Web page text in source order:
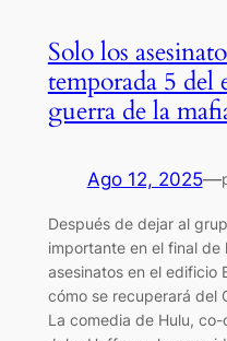
Solo los
temporada 5 del
guerra de la
Ago 12, 2025—
Después de dejar al
importante en el final de
asesinatos en el edificio
cómo se recuperará del
La comedia de Hulu,